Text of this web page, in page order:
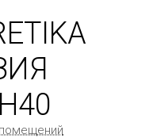
помещений